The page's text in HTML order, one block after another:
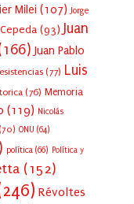
Milei (107) Jorge
(93) Juan
Juan Pablo
(77) Luis
(76) Memoria
(119) Nicolás
(70) ONU (64)
política (66) Política y
(152)
Révoltes